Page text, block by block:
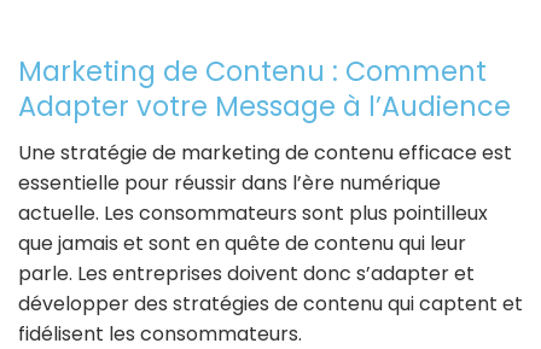
Marketing de Contenu : Comment
Adapter votre Message à l’Audience
Une stratégie de marketing de contenu efficace est
essentielle pour réussir dans l’ère numérique
actuelle. Les consommateurs sont plus pointilleux
que jamais et sont en quête de contenu qui leur
parle. Les entreprises doivent donc s’adapter et
développer des stratégies de contenu qui captent et
fidélisent les consommateurs.